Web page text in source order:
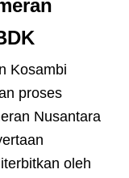
Kosambi
proses
Nusantara
oleh